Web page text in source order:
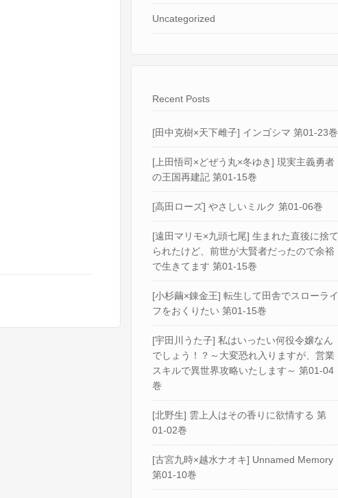
Uncategorized
Recent Posts
[田中克樹×天下雌子] インゴシマ 第01-23巻
[上田悟司×どぜう丸×冬ゆき] 現実主義勇者
の王国再建記 第01-15巻
[高田ローズ] やさしいミルク 第01-06巻
[遠田マリモ×九頭七尾] 生まれた直後に捨て
られたけど、前世が大賢者だったので余裕
で生きてます 第01-15巻
[小杉繭×錬金王] 転生して田舎でスローライ
フをおくりたい 第01-15巻
[宇田川うた子] 私はいったい何役令嬢なん
でしょう！？～大変恐れ入りますが、営業
スキルで異世界攻略いたします～ 第01-04
巻
[北野生] 雲上人はその香りに欲情する 第
01-02巻
[古宮九時×越水ナオキ] Unnamed Memory
第01-10巻